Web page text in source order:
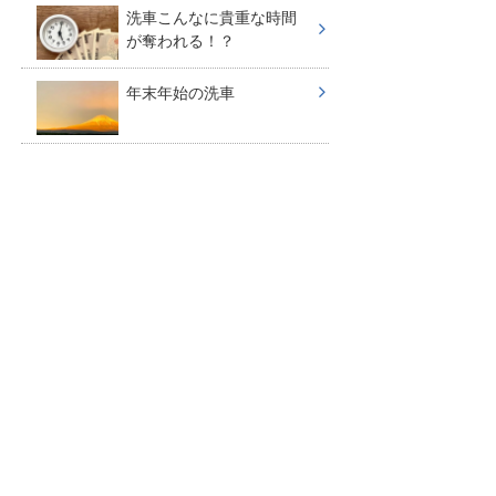
洗車こんなに貴重な時間
が奪われる！？
年末年始の洗車